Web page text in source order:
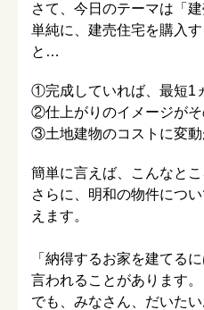
さて、今日のテーマは「
単純に、建売住宅を購入
と…
①完成していれば、最短1
②仕上がりのイメージがそ
③土地建物のコストに変動
簡単に言えば、こんなとこ
さらに、明和の物件につ
えます。
「納得するお家を建てる
言われることがあります。
でも、みなさん、だいた